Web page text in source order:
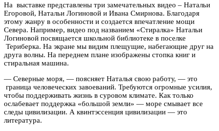
На выставке представлены три замечательных видео – Натальи
Егоровой, Натальи Логиновой и Ивана Смирнова. Благодаря
этому жанру в особенности и создается впечатление мощи
Севера. Например, видео под названием «Стиралка» Натальи
Логиновой посвящается школьной библиотеке в поселке
Териберка. На экране мы видим плещущие, набегающие друг на
друга волны. На переднем плане изображены стопка книг и
стиральная машина.
— Северные моря, — поясняет Наталья свою работу, — это
граница человеческих завоеваний. Требуются огромные усилия,
чтобы поддерживать жизнь в суровом климате. Как только
ослабевает поддержка «большой земли» — море смывает все
следы цивилизации. А квинтэссенция цивилизации — это
литература.